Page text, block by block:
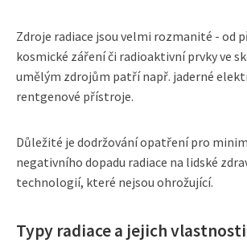
Zdroje radiace jsou velmi rozmanité - od
kosmické záření či radioaktivní prvky ve
umělým zdrojům patří např. jaderné
rentgenové přístroje.
Důležité je dodržování opatření pro
negativního dopadu radiace na lidské
technologií, které nejsou ohrožující.
Typy radiace a jejich vlastnosti